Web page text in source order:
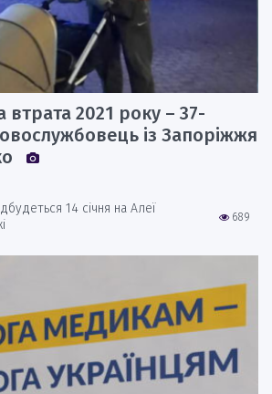
2021 року – 37-
із Запоріжжя
689
14 січня на Алеї